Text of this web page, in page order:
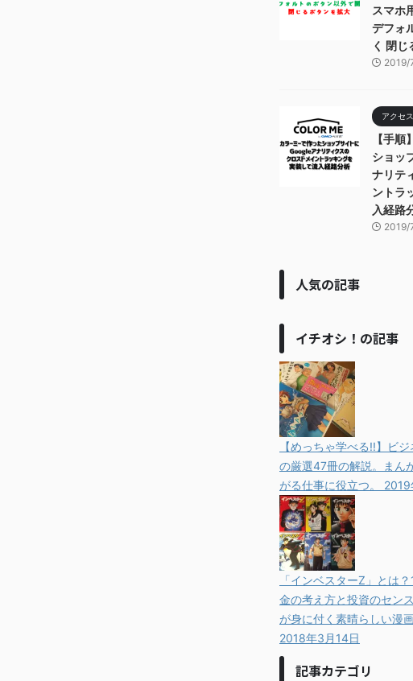
スマホ
デフォ
く 閉
2019/
アクセ
【手
ショッ
ナリテ
ントラ
入経路
2019/
人気の記事
イチオシ！の記事
【めっちゃ学べる!!】ビ
の厳選47冊の解説。まん
がる仕事に役立つ。 2019
「インベスターZ」とは
金の考え方と投資のセン
が身に付く素晴らしい漫
2018年3月14日
記事カテゴリ